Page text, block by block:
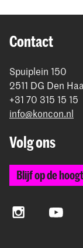
Contact
Spuiplein 150
2511 DG Den
+31 70 315 15 15
info@koncon.nl
Volg ons
Blijf op de
InstagramYouTube